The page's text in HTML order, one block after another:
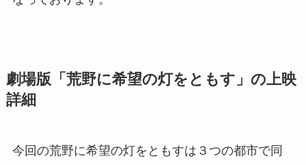
劇場版「荒野に希望の灯をともす」の上映
詳細
今回の荒野に希望の灯をともすは３つの都市で同